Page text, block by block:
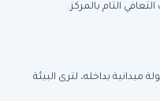
التام بالمركز.
ميدانية بداخله، لترى البيئة